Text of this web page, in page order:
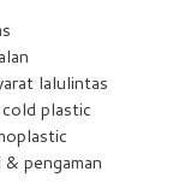
lalulintas
plastic
pengaman